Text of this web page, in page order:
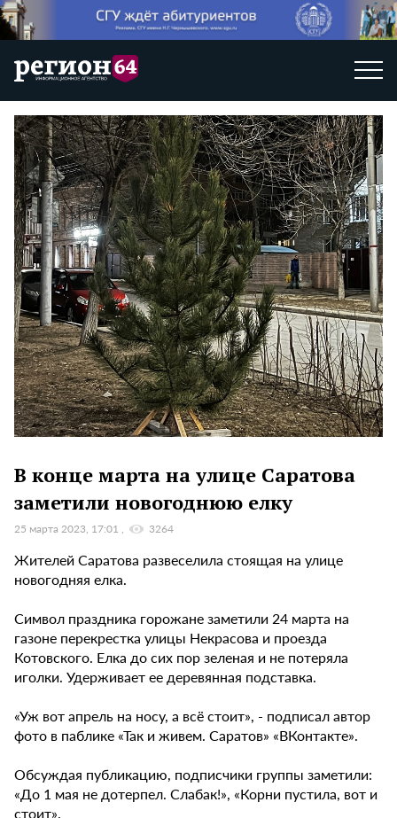
В конце марта на улице Саратова
заметили новогоднюю елку
25 марта 2023, 17:01 3264
Жителей Саратова развеселила стоящая на улице
новогодняя елка.
Символ праздника горожане заметили 24 марта на
газоне перекрестка улицы Некрасова и проезда
Котовского. Елка до сих пор зеленая и не потеряла
иголки. Удерживает ее деревянная подставка.
«Уж вот апрель на носу, а всё стоит», - подписал автор
фото в паблике «Так и живем. Саратов» «ВКонтакте».
Обсуждая публикацию, подписчики группы заметили:
«До 1 мая не дотерпел. Слабак!», «Корни пустила, вот и
стоит».